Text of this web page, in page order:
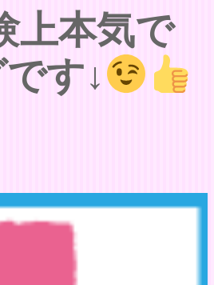
上本気で
す↓